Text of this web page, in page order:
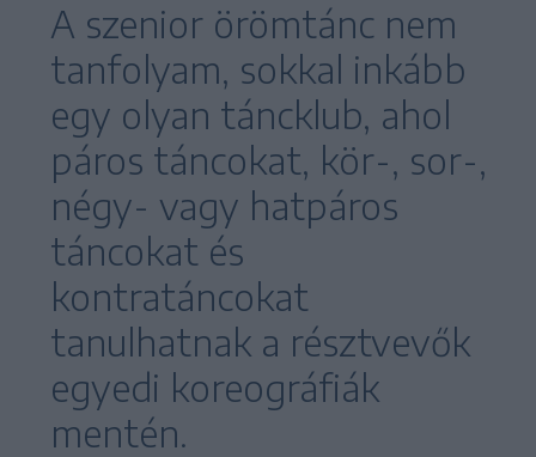
A szenior örömtánc nem
tanfolyam, sokkal inkább
egy olyan táncklub, ahol
páros táncokat, kör-, sor-,
négy- vagy hatpáros
táncokat és
kontratáncokat
tanulhatnak a résztvevők
egyedi koreográfiák
mentén.